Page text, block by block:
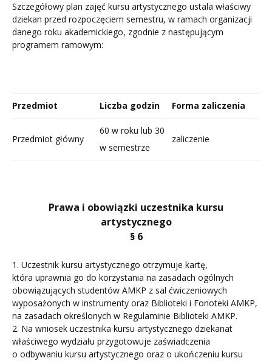
Szczegółowy plan zajęć kursu artystycznego ustala właściwy
dziekan przed rozpoczęciem semestru, w ramach organizacji
danego roku akademickiego, zgodnie z następującym
programem ramowym:
Przedmiot Liczba godzin Forma zaliczenia
Przedmiot główny
60 w roku lub 30
w semestrze
zaliczenie
Prawa i obowiązki uczestnika kursu
artystycznego
§ 6
1. Uczestnik kursu artystycznego otrzymuje kartę,
która uprawnia go do korzystania na zasadach ogólnych
obowiązujących studentów AMKP z sal ćwiczeniowych
wyposażonych w instrumenty oraz Biblioteki i Fonoteki AMKP,
na zasadach określonych w Regulaminie Biblioteki AMKP.
2. Na wniosek uczestnika kursu artystycznego dziekanat
właściwego wydziału przygotowuje zaświadczenia
o odbywaniu kursu artystycznego oraz o ukończeniu kursu